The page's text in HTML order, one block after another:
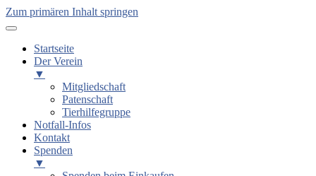
Zum primären Inhalt springen
Startseite
Der Verein
▼
Mitgliedschaft
Patenschaft
Tierhilfegruppe
Notfall-Infos
Kontakt
Spenden
▼